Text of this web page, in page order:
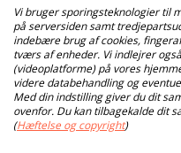
Vi bruger sporingsteknologier til
på serversiden samt
indebære brug af cookies,
tværs af enheder. Vi indlejrer
(videoplatforme) på vores
videre databehandling og
Med din indstilling giver du dit
ovenfor. Du kan tilbagekalde dit
(Hæftelse og copyright)